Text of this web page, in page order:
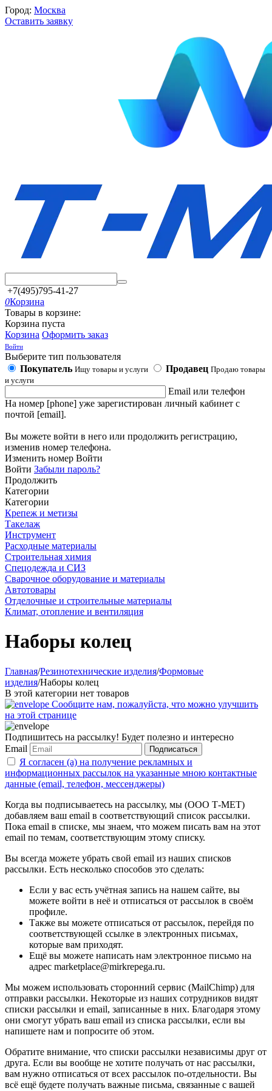
Город: Москва
Оставить заявку
+7(495)795-41-27
0Корзина
Товары в корзине:
Корзина пуста
Корзина Оформить заказ
Войти
Выберите тип пользователя
Покупатель Ищу товары и услуги Продавец Продаю товары
и услуги
Email или телефон
На номер [phone] уже зарегистирован личный кабинет с
почтой [email].
Вы можете войти в него или продолжить регистрацию,
изменив номер телефона.
Изменить номер Войти
Войти Забыли пароль?
Продолжить
Категории
Категории
Крепеж и метизы
Такелаж
Инструмент
Расходные материалы
Строительная химия
Спецодежда и СИЗ
Сварочное оборудование и материалы
Автотовары
Отделочные и строительные материалы
Климат, отопление и вентиляция
Наборы колец
Главная/Резинотехнические изделия/Формовые
изделия/Наборы колец
В этой категории нет товаров
Сообщите нам, пожалуйста, что можно улучшить
на этой странице
Подпишитесь на рассылку! Будет полезно и интересно
Email
Подписаться
Я согласен (а) на получение рекламных и
информационных рассылок на указанные мною контактные
данные (email, телефон, мессенджеры)
Когда вы подписываетесь на рассылку, мы (ООО Т-МЕТ)
добавляем ваш email в соответствующий список рассылки.
Пока email в списке, мы знаем, что можем писать вам на этот
email по темам, соответствующим этому списку.
Вы всегда можете убрать свой email из наших списков
рассылки. Есть несколько способов это сделать:
Если у вас есть учётная запись на нашем сайте, вы
можете войти в неё и отписаться от рассылок в своём
профиле.
Также вы можете отписаться от рассылок, перейдя по
соответствующей ссылке в электронных письмах,
которые вам приходят.
Ещё вы можете написать нам электронное письмо на
адрес marketplace@mirkrepega.ru.
Мы можем использовать сторонний сервис (MailChimp) для
отправки рассылки. Некоторые из наших сотрудников видят
списки рассылки и email, записанные в них. Благодаря этому
они смогут убрать ваш email из списка рассылки, если вы
напишете нам и попросите об этом.
Обратите внимание, что списки рассылки независимы друг от
друга. Если вы вообще не хотите получать от нас рассылки,
вам нужно отписаться от всех рассылок по-отдельности. Вы
всё ещё будете получать важные письма, связанные с вашей